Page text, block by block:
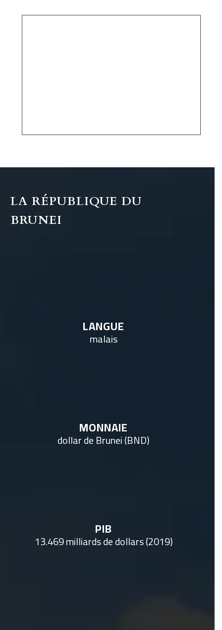
LA RÉPUBLIQUE DU
BRUNEI
LANGUE
malais
MONNAIE
dollar de Brunei (BND)
PIB
13.469 milliards de dollars (2019)